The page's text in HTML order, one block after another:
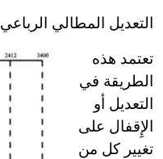
التعديل المطالي الرباعي
تعتمد هذه
الطريقة في
التعديل أو
الإِقفال على
تغيير كل من